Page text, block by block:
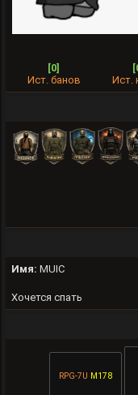
[0]
Ист. банов
Ист.
Имя: MUIC
Хочется спать
RPG-7U M178